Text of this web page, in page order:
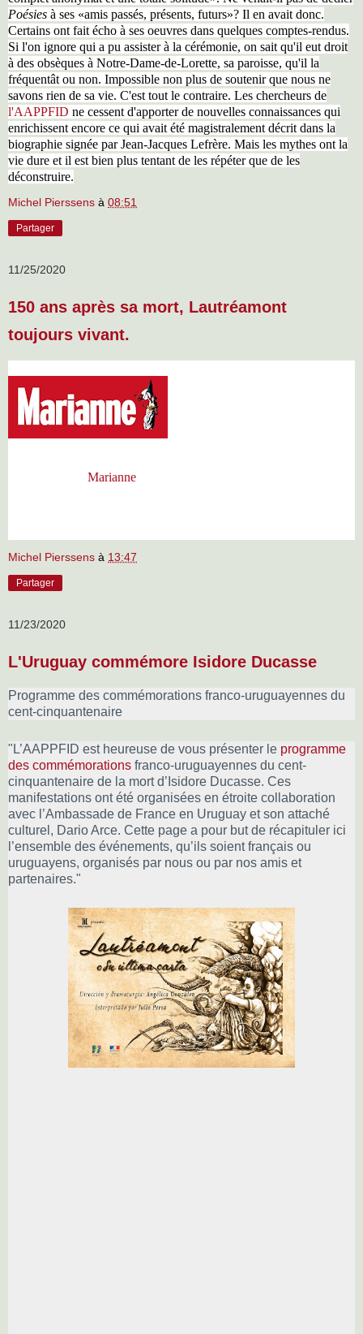
Poésies à ses «amis passés, présents, futurs»? Il en avait donc.
Certains ont fait écho à ses oeuvres dans quelques comptes-rendus.
Si l'on ignore qui a pu assister à la cérémonie, on sait qu'il eut droit
à des obsèques à Notre-Dame-de-Lorette, sa paroisse, qu'il la
fréquentât ou non. Impossible non plus de soutenir que nous ne
savons rien de sa vie. C'est tout le contraire. Les chercheurs de
l'AAPPFID ne cessent d'apporter de nouvelles connaissances qui
enrichissent encore ce qui avait été magistralement décrit dans la
biographie signée par Jean-Jacques Lefrère. Mais les mythes ont la
vie dure et il est bien plus tentant de les répéter que de les
déconstruire.
Michel Pierssens à 08:51
Partager
11/25/2020
150 ans après sa mort, Lautréamont
toujours vivant.
Marianne
Michel Pierssens à 13:47
Partager
11/23/2020
L'Uruguay commémore Isidore Ducasse
Programme des commémorations franco-uruguayennes du
cent-cinquantenaire
"L’AAPPFID est heureuse de vous présenter le programme
des commémorations franco-uruguayennes du cent-
cinquantenaire de la mort d’Isidore Ducasse. Ces
manifestations ont été organisées en étroite collaboration
avec l’Ambassade de France en Uruguay et son attaché
culturel, Dario Arce. Cette page a pour but de récapituler ici
l’ensemble des événements, qu’ils soient français ou
uruguayens, organisés par nous ou par nos amis et
partenaires."